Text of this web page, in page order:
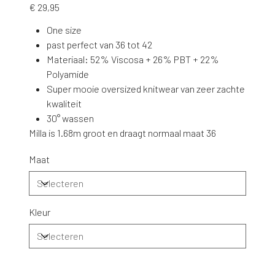
Prijs
€ 29,95
One size
past perfect van 36 tot 42
Materiaal: 52% Viscosa + 26% PBT + 22%
Polyamide
Super mooie oversized knitwear van zeer zachte
kwaliteit
30° wassen
Milla is 1.68m groot en draagt normaal maat 36
Maat
Kleur